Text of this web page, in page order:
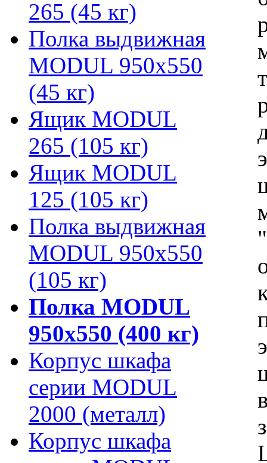
265 (45 кг)
Полка выдвижная
MODUL 950х550
(45 кг)
Ящик MODUL
265 (105 кг)
Ящик MODUL
125 (105 кг)
Полка выдвижная
MODUL 950х550
(105 кг)
Полка MODUL
950х550 (400 кг)
Корпус шкафа
серии MODUL
2000 (металл)
Корпус шкафа